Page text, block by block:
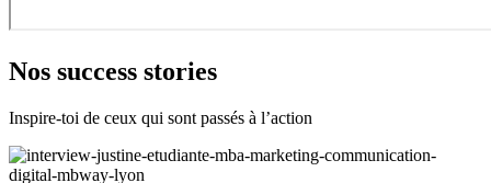
Nos success stories
Inspire-toi de ceux qui sont passés à l’action